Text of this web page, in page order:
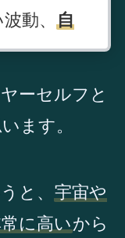
動、 自
ーセルフと
ます。
と、 宇宙や
に高いから